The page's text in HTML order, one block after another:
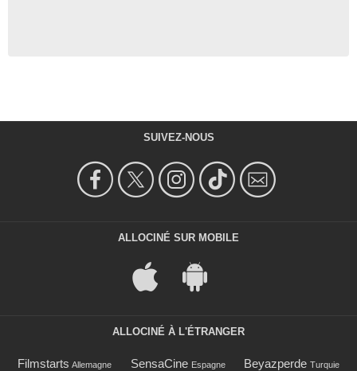
SUIVEZ-NOUS
ALLOCINÉ SUR MOBILE
ALLOCINÉ À L'ÉTRANGER
Filmstarts Allemagne SensaCine Espagne Beyazperde Turquie